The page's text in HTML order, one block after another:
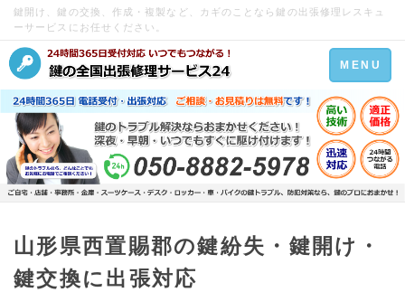
鍵開け、鍵の交換、作成・複製など、カギのことなら鍵の出張修理レスキュ
ーサービスにお任せください。
Toggle
navigation
MENU
山形県西置賜郡の鍵紛失・鍵開け・
鍵交換に出張対応